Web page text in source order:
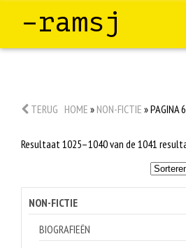
–ramsj
TERUG HOME » NON-FICTIE »PAGINA
Resultaat 1025–1040 van de 1041
NON-FICTIE
BIOGRAFIEËN